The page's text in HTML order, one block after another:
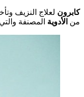
كابرون لعلاج النزيف
من الأدوية المصنفة